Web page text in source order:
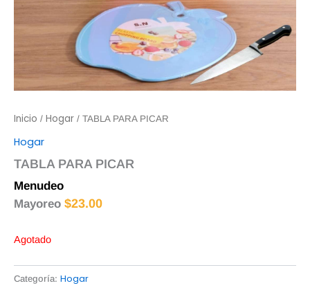
Inicio / Hogar / TABLA PARA PICAR
Hogar
TABLA PARA PICAR
Menudeo
Mayoreo $23.00
Agotado
Categoría: Hogar